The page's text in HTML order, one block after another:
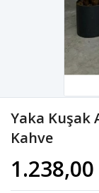
Yaka Kuşak
Kahve